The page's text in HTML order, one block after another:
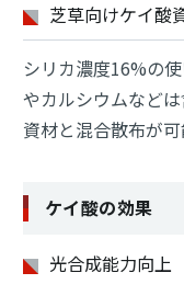
芝草向けケイ酸
シリカ濃度16%の
やカルシウムなどは
資材と混合散布が可
ケイ酸の効果
光合成能力向上